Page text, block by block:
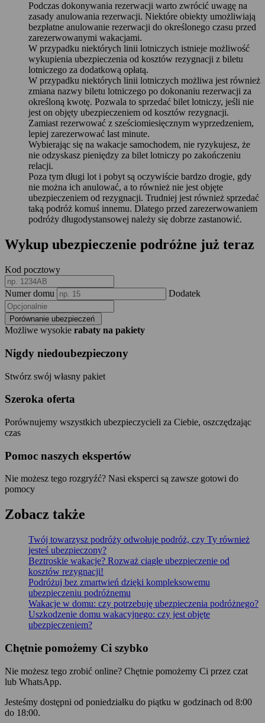
Podczas dokonywania rezerwacji warto zwrócić uwagę na
zasady anulowania rezerwacji. Niektóre obiekty umożliwiają
bezpłatne anulowanie rezerwacji do określonego czasu przed
zarezerwowanymi wakacjami.
W przypadku niektórych linii lotniczych istnieje możliwość
wykupienia ubezpieczenia od kosztów rezygnacji z biletu
lotniczego za dodatkową opłatą.
W przypadku niektórych linii lotniczych możliwa jest również
zmiana nazwy biletu lotniczego po dokonaniu rezerwacji za
określoną kwotę. Pozwala to sprzedać bilet lotniczy, jeśli nie
jest on objęty ubezpieczeniem od kosztów rezygnacji.
Zamiast rezerwować z sześciomiesięcznym wyprzedzeniem,
lepiej zarezerwować last minute.
Wybierając się na wakacje samochodem, nie ryzykujesz, że
nie odzyskasz pieniędzy za bilet lotniczy po zakończeniu
relacji.
Poza tym długi lot i pobyt są oczywiście bardzo drogie, gdy
nie można ich anulować, a to również nie jest objęte
ubezpieczeniem od rezygnacji. Trudniej jest również sprzedać
taką podróż komuś innemu. Dlatego przed zarezerwowaniem
podróży długodystansowej należy się dobrze zastanowić.
Wykup ubezpieczenie podróżne już teraz
Kod pocztowy
Numer domu Dodatek
Porównanie ubezpieczeń
Możliwe wysokie rabaty na pakiety
Nigdy niedoubezpieczony
Stwórz swój własny pakiet
Szeroka oferta
Porównujemy wszystkich ubezpieczycieli za Ciebie, oszczędzając
czas
Pomoc naszych ekspertów
Nie możesz tego rozgryźć? Nasi eksperci są zawsze gotowi do
pomocy
Zobacz także
Twój towarzysz podróży odwołuje podróż, czy Ty również
jesteś ubezpieczony?
Beztroskie wakacje? Rozważ ciągłe ubezpieczenie od
kosztów rezygnacji!
Podróżuj bez zmartwień dzięki kompleksowemu
ubezpieczeniu podróżnemu
Wakacje w domu: czy potrzebuję ubezpieczenia podróżnego?
Uszkodzenie domu wakacyjnego: czy jest objęte
ubezpieczeniem?
Chętnie pomożemy Ci szybko
Nie możesz tego zrobić online? Chętnie pomożemy Ci przez czat
lub WhatsApp.
Jesteśmy dostępni od poniedziałku do piątku w godzinach od 8:00
do 18:00.